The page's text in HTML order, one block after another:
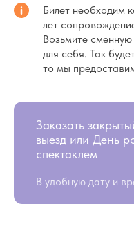
Билет необходим
лет
Возьмите сменную
для себя. Так
то мы
Заказать
выезд или День
спектаклем
В удобную дату и